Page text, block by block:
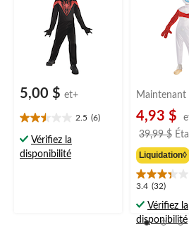
noire/rouge avec
masque, choix de
5,00 $ et+
2.5 (6)
2.5
étoile(s)
sur
Vérifiez la
disponibilité
choix de
Maintenant
4,93 $
39,99 $
Liquidation◊
3.4 (32)
3.4
étoile(s)
sur
5.
Vérifiez la
disponibilité